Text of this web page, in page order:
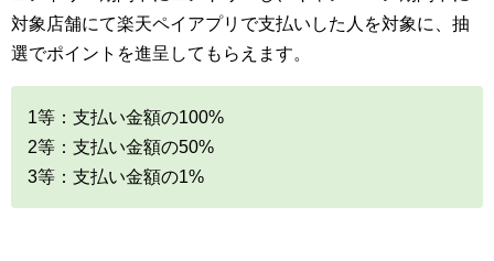
対象店舗にて楽天ペイアプリで支払いした人を対象に、抽
選でポイントを進呈してもらえます。
1等：支払い金額の100%
2等：支払い金額の50%
3等：支払い金額の1%